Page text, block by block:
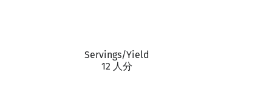
Servings/Yield
12 人分